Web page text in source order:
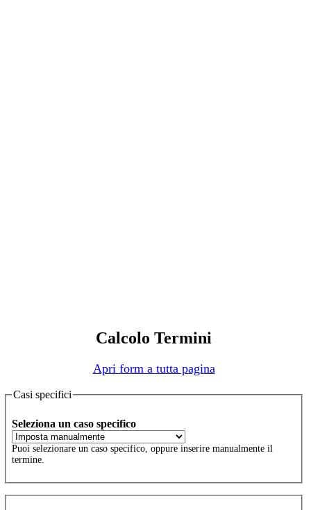
Calcolo Termini
Apri form a tutta pagina
Casi specifici
Seleziona un caso specifico
Puoi selezionare un caso specifico, oppure inserire manualmente il
termine.